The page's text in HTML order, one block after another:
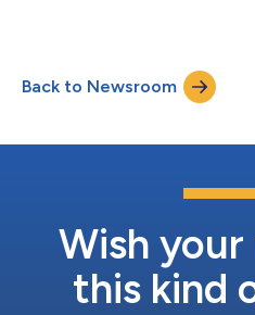
ち国際線で7路線、国内線で9路
グの大半を占める結果となりま
際線の路線、および最も成長率
席、2023年から2024年の間にキ
（JED）行きは提供座席数550万
トップ10入りしている中東の2路
ヤド（RUH）行きは提供座席数
Back to Newsroom
Wish your
this kind